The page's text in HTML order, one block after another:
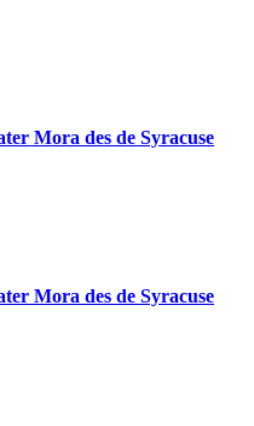
Mora des de Syracuse
Mora des de Syracuse